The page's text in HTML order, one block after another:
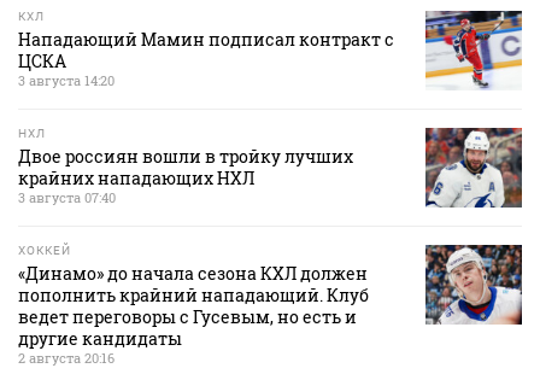
КХЛ
Нападающий Мамин подписал контракт с
ЦСКА
3 августа 14:20
НХЛ
Двое россиян вошли в тройку лучших
крайних нападающих НХЛ
3 августа 07:40
ХОККЕЙ
«Динамо» до начала сезона КХЛ должен
пополнить крайний нападающий. Клуб
ведет переговоры с Гусевым, но есть и
другие кандидаты
2 августа 20:16